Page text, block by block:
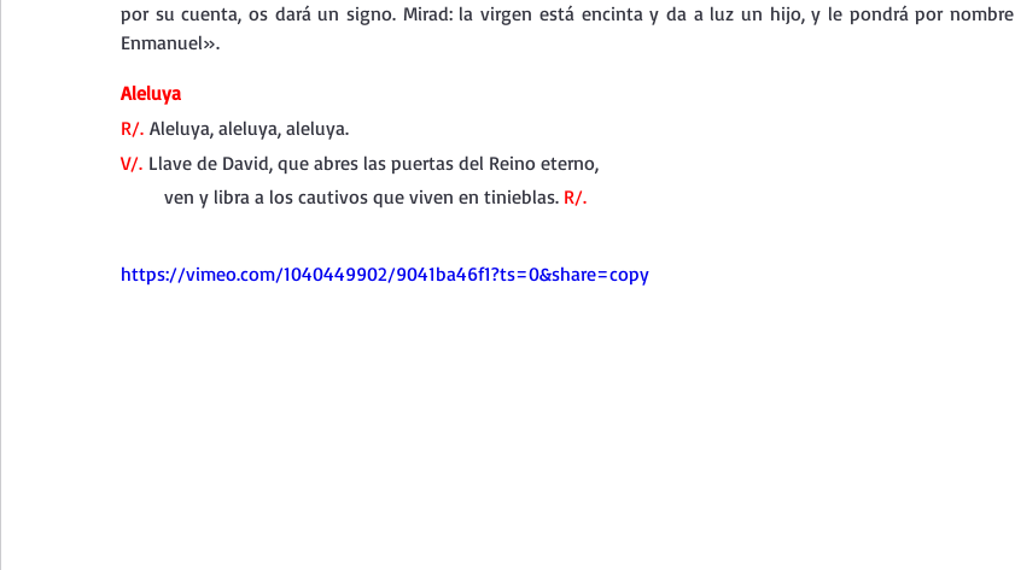
por su cuenta, os dará un signo. Mirad: la virgen está encinta y da a luz un hijo, y le pondrá por nombre
Enmanuel».
Aleluya
R/. Aleluya, aleluya, aleluya.
V/. Llave de David, que abres las puertas del Reino eterno,
ven y libra a los cautivos que viven en tinieblas. R/.
https://vimeo.com/1040449902/9041ba46f1?ts=0&share=copy